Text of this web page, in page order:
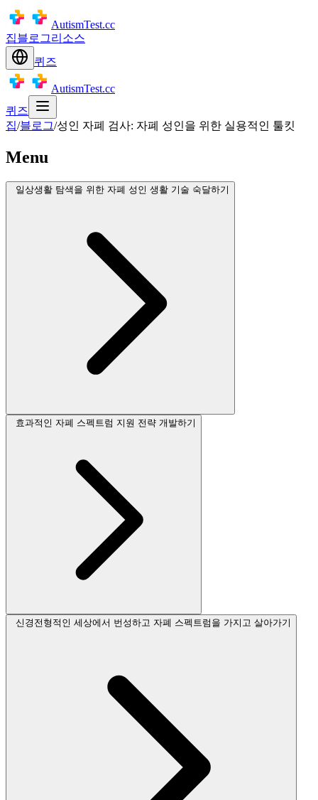
AutismTest.cc
집블로그리소스
퀴즈
AutismTest.cc
퀴즈
집/블로그/성인 자폐 검사: 자폐 성인을 위한 실용적인 툴킷
Menu
일상생활 탐색을 위한 자폐 성인 생활 기술 숙달하기
효과적인 자폐 스펙트럼 지원 전략 개발하기
신경전형적인 세상에서 번성하고 자폐 스펙트럼을 가지고 살아가기